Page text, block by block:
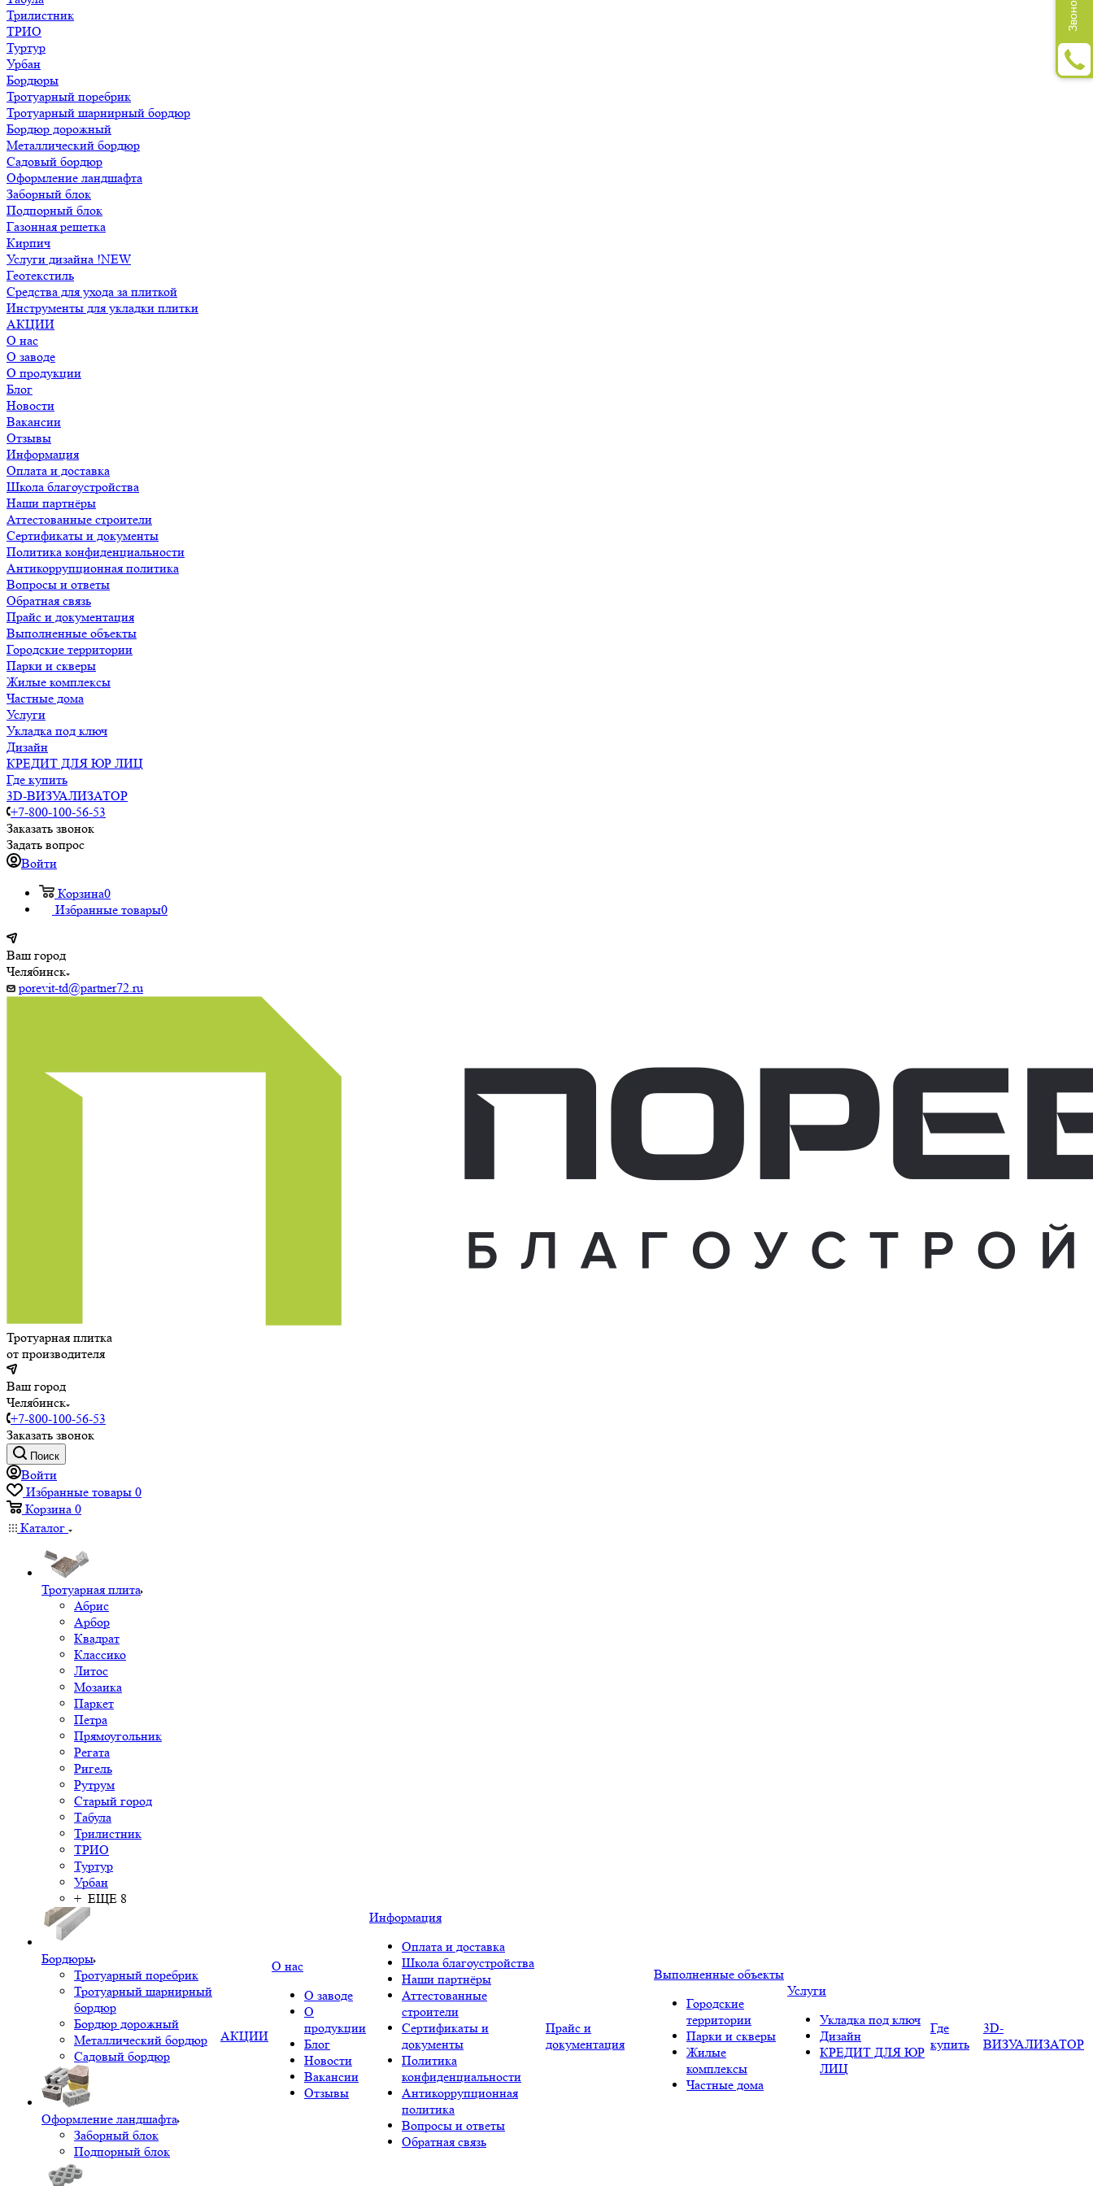
Трилистник
ТРИО
Туртур
Урбан
Бордюры
Тротуарный поребрик
Тротуарный шарнирный бордюр
Бордюр дорожный
Металлический бордюр
Садовый бордюр
Оформление ландшафта
Заборный блок
Подпорный блок
Газонная решетка
Кирпич
Услуги дизайна !NEW
Геотекстиль
Средства для ухода за плиткой
Инструменты для укладки плитки
АКЦИИ
О нас
О заводе
О продукции
Блог
Новости
Вакансии
Отзывы
Информация
Оплата и доставка
Школа благоустройства
Наши партнёры
Аттестованные строители
Сертификаты и документы
Политика конфиденциальности
Антикоррупционная политика
Вопросы и ответы
Обратная связь
Прайс и документация
Выполненные объекты
Городские территории
Парки и скверы
Жилые комплексы
Частные дома
Услуги
Укладка под ключ
Дизайн
КРЕДИТ ДЛЯ ЮР ЛИЦ
Где купить
3D-ВИЗУАЛИЗАТОР
+7-800-100-56-53
Заказать звонок
Задать вопрос
Войти
Корзина0
Избранные товары0
Ваш город
Челябинск
porevit-td@partner72.ru
Тротуарная плитка
от производителя
Ваш город
Челябинск
+7-800-100-56-53
Заказать звонок
Поиск
Войти
Избранные товары 0
Корзина 0
Каталог
Тротуарная плита
Абрис
Арбор
Квадрат
Классико
Литос
Мозаика
Паркет
Петра
Прямоугольник
Регата
Ригель
Рутрум
Старый город
Табула
Трилистник
ТРИО
Туртур
Урбан
+ ЕЩЕ 8
Бордюры
Тротуарный поребрик
Тротуарный шарнирный
бордюр
Бордюр дорожный
Металлический бордюр
Садовый бордюр
Оформление ландшафта
Заборный блок
Подпорный блок
АКЦИИ
О нас
О заводе
О
продукции
Блог
Новости
Вакансии
Отзывы
Информация
Оплата и доставка
Школа благоустройства
Наши партнёры
Аттестованные
строители
Сертификаты и
документы
Политика
конфиденциальности
Антикоррупционная
политика
Вопросы и ответы
Обратная связь
Прайс и
документация
Выполненные объекты
Городские
территории
Парки и скверы
Жилые
комплексы
Частные дома
Услуги
Укладка под ключ
Дизайн
КРЕДИТ ДЛЯ ЮР
ЛИЦ
Где
купить
3D-
ВИЗУАЛИЗАТОР